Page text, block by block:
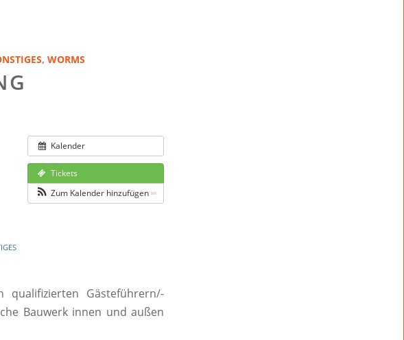
, WORMS
Kalender
Tickets
Zum Kalender hinzufügen
Gästeführern/-
Bauwerk innen und außen